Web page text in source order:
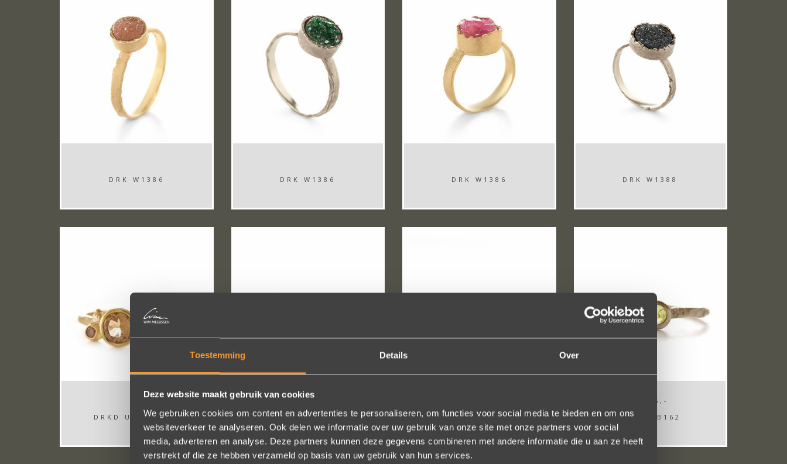
Toestemming Details Over
Deze website maakt gebruik van cookies
We gebruiken cookies om content en advertenties te personaliseren, om functies voor social media te bieden en om ons
websiteverkeer te analyseren. Ook delen we informatie over uw gebruik van onze site met onze partners voor social
media, adverteren en analyse. Deze partners kunnen deze gegevens combineren met andere informatie die u aan ze heeft
verstrekt of die ze hebben verzameld op basis van uw gebruik van hun services.
DRK W1386 DRK W1386 DRK W1386 DRK W1388
DRKD UNIEK M... DRK STERSAFFIER DRKD BRUIN
€ 645,-
DRDK LB162